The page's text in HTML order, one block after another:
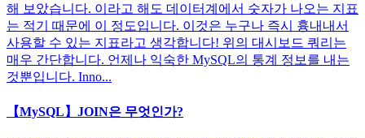
해 보았습니다. 이라고 해도 데이터계에서 숫자가 나오는 지표
는 적기 때문에 이 정도입니다. 이것은 누구나 즉시 흉내내서
사용할 수 있는 지표라고 생각합니다! 위의 대시보드 쿼리는
매우 간단합니다. 언제나 익숙한 MySQL의 통계 정보를 내는
것뿐입니다. Inno...
【MySQL】JOIN은 무엇인가?